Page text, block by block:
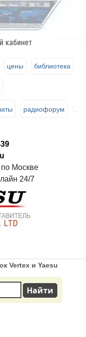
кабинет
цены библиотека
радиофорум
Москве
24/7
Vertex и Yaesu